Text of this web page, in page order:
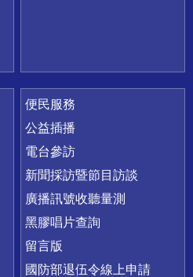
便民服務
公益插播
電台參訪
新聞採訪暨節目訪談
廣播訊號收聽量測
黑膠唱片查詢
留言版
國防部退伍令線上申請